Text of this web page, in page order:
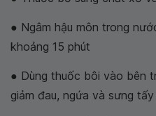
● Ngâm hậu môn trong
khoảng 15 phút
● Dùng thuốc bôi vào bên
giảm đau, ngứa và sưng tấy